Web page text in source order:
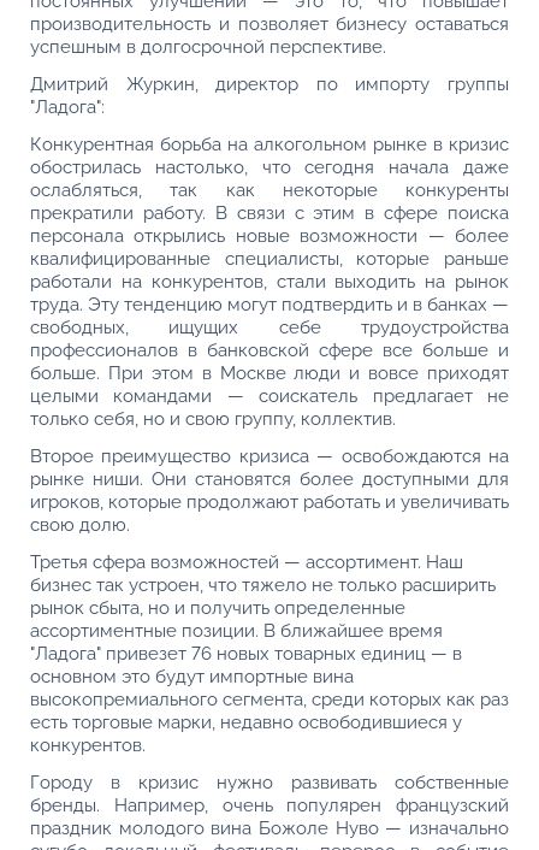
производительность и позволяет бизнесу оставаться
успешным в долгосрочной перспективе.
Дмитрий Журкин, директор по импорту группы
"Ладога":
Конкурентная борьба на алкогольном рынке в кризис
обострилась настолько, что сегодня начала даже
ослабляться, так как некоторые конкуренты
прекратили работу. В связи с этим в сфере поиска
персонала открылись новые возможности — более
квалифицированные специалисты, которые раньше
работали на конкурентов, стали выходить на рынок
труда. Эту тенденцию могут подтвердить и в банках —
свободных, ищущих себе трудоустройства
профессионалов в банковской сфере все больше и
больше. При этом в Москве люди и вовсе приходят
целыми командами — соискатель предлагает не
только себя, но и свою группу, коллектив.
Второе преимущество кризиса — освобождаются на
рынке ниши. Они становятся более доступными для
игроков, которые продолжают работать и увеличивать
свою долю.
Третья сфера возможностей — ассортимент. Наш
бизнес так устроен, что тяжело не только расширить
рынок сбыта, но и получить определенные
ассортиментные позиции. В ближайшее время
"Ладога" привезет 76 новых товарных единиц — в
основном это будут импортные вина
высокопремиального сегмента, среди которых как раз
есть торговые марки, недавно освободившиеся у
конкурентов.
Городу в кризис нужно развивать собственные
бренды. Например, очень популярен французский
праздник молодого вина Божоле Нуво — изначально